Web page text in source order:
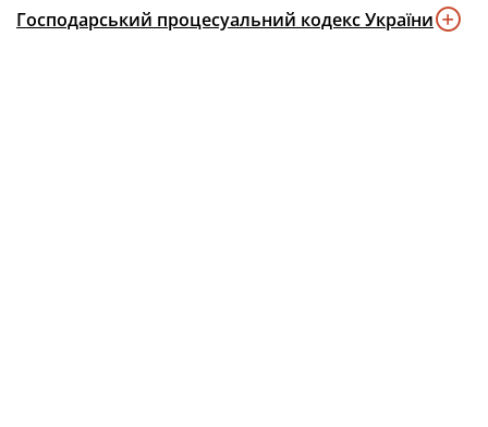
Господарський процесуальний кодекс України